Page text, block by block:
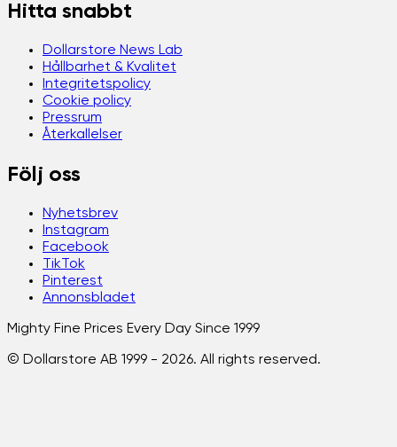
Hitta snabbt
Dollarstore News Lab
Hållbarhet & Kvalitet
Integritetspolicy
Cookie policy
Pressrum
Återkallelser
Följ oss
Nyhetsbrev
Instagram
Facebook
TikTok
Pinterest
Annonsbladet
Mighty Fine Prices Every Day Since 1999
© Dollarstore AB 1999 - 2026. All rights reserved.